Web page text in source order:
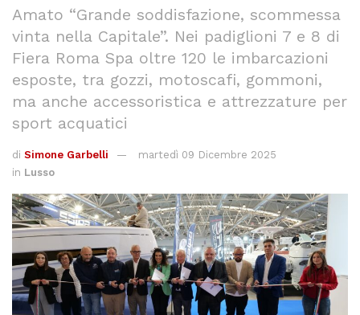
Amato “Grande soddisfazione, scommessa
vinta nella Capitale”. Nei padiglioni 7 e 8 di
Fiera Roma Spa oltre 120 le imbarcazioni
esposte, tra gozzi, motoscafi, gommoni,
ma anche accessoristica e attrezzature per
sport acquatici
di Simone Garbelli
martedì 09 Dicembre 2025
in Lusso